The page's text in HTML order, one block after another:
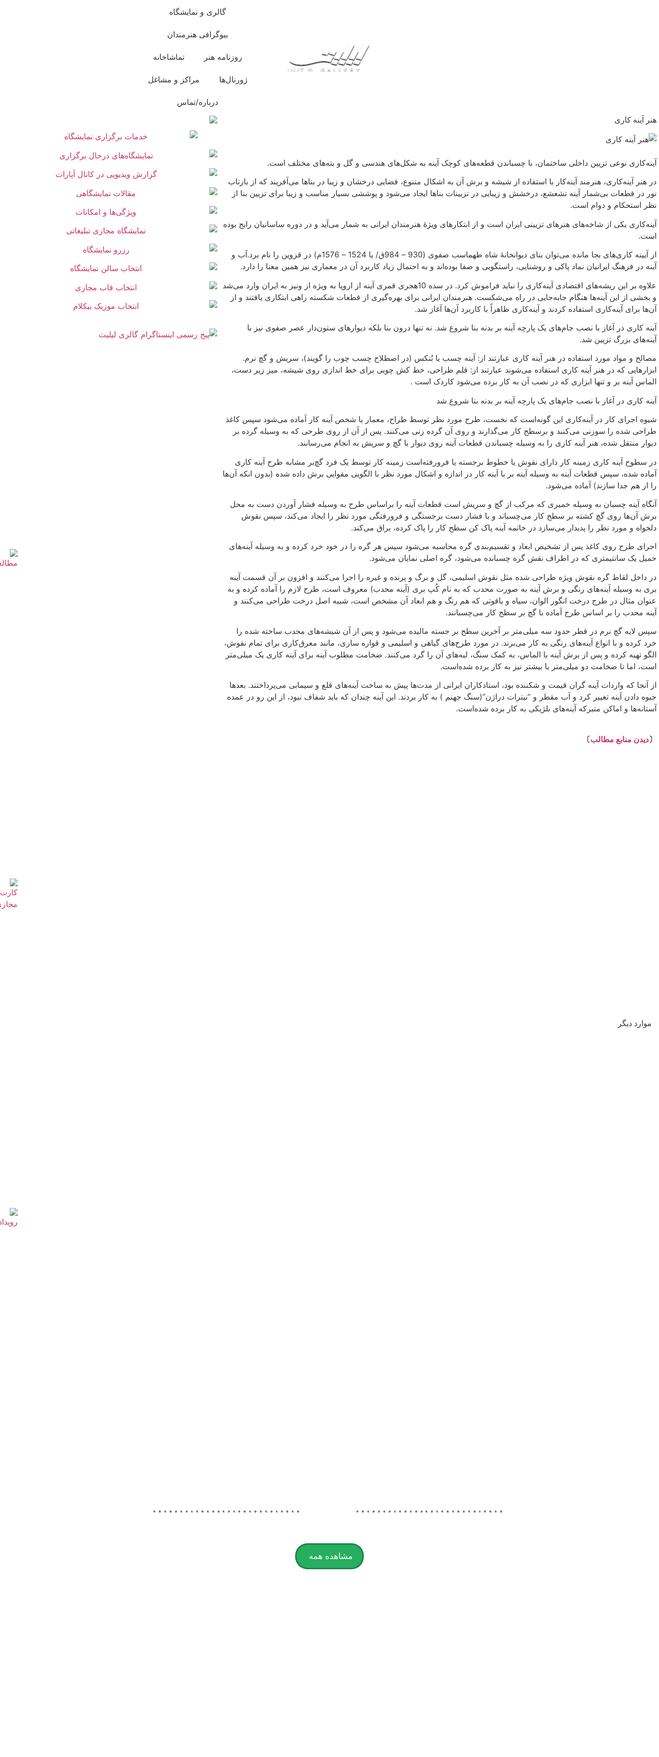
گالری و نمایشگاه
بیوگرافی هنرمندان
روزنامه هنر تماشاخانه
ژورنال‌ها مراکز و مشاغل
درباره/تماس
هنر آینه کاری
آینه‌کاری نوعی تزیین داخلی ساختمان، با چسباندن قطعه‌های کوچک آینه به شکل‌های هندسی و گل و بته‌های مختلف است.
در هنر آینه‌کاری، هنرمند آینه‌کار با استفاده از شیشه و برش آن به اشکال متنوع، فضایی درخشان و زیبا در بناها می‌آفریند که از بازتاب
نور در قطعات بی‌شمار آینه تشعشع، درخشش و زیبایی در تزیینات بناها ایجاد می‌شود و پوششی بسیار مناسب و زیبا برای تزیین بنا از
نظر استحکام و دوام است.
آینه‌کاری یکی از شاخه‌های هنرهای تزیینی ایران است و از ابتکارهای ویژهٔ هنرمندان ایرانی به شمار می‌آید و در دوره ساسانیان رایج بوده
است.
از آیینه کاری‌های بجا مانده می‌توان بنای دیوانخانهٔ شاه طهماسب صفوی (930 – 984ق‌/ یا 1524 – 1576م‌) در قزوین را نام برد.آب و
آینه در فرهنگ ایرانیان نماد پاکی و روشنایی، راستگویی و صفا بوده‌اند و به احتمال زیاد کاربرد آن در معماری نیز همین معنا را دارد.
علاوه بر این ریشه‌های اقتصادی آینه‌کاری را نباید فراموش کرد. در سده 10هجری قمری آینه از اروپا به ویژه از ونیز به ایران وارد می‌شد
و بخشی از این آینه‌ها هنگام جابه‌جایی در راه می‌شکست. هنرمندان ایرانی برای بهره‌گیری از قطعات شکسته راهی ابتکاری یافتند و از
آن‌ها برای آینه‌کاری استفاده کردند و آینه‌کاری ظاهراً با کاربرد آن‌ها آغاز شد.
آینه کاری در آغاز با نصب جام‌های یک پارچه آینه بر بدنه بنا شروع شد. نه تنها درون بنا بلکه دیوارهای ستون‌دار عصر صفوی نیز با
آینه‌های بزرگ تزیین شد.
مصالح و مواد مورد استفاده در هنر آینه کاری عبارتند از: آینه چسب یا بُنکس (در اصطلاح چسب چوب را گویند)، سریش و گچ نرم.
ابزارهایی که در هنر آینه کاری استفاده می‌شوند عبارتند از: قلم طراحی، خط کش چوبی برای خط اندازی روی شیشه، میز زیر دست،
الماس آینه بر و تنها ابزاری که در نصب آن به کار برده می‌شود کاردک است .
آینه کاری در آغاز با نصب جام‌های یک پارچه آینه بر بدنه بنا شروع شد
شیوه اجرای کار در آینه‌کاری این گونه‌است که نخست، طرح مورد نظر توسط طراح، معمار یا شخص آینه کار آماده می‌شود سپس کاغذ
طراحی شده را سوزنی می‌کنند و برسطح کار می‌گذارند و روی آن گرده زنی می‌کنند. پس از آن از روی طرحی که به وسیله گرده بر
دیوار منتقل شده، هنر آینه کاری را به وسیله چسباندن قطعات آینه روی دیوار با گچ و سریش به انجام می‌رسانند.
در سطوح آینه کاری زمینه کار دارای نقوش یا خطوط برجسته یا فرورفته‌است زمینه کار توسط یک فرد گچ‌بر مشابه طرح آینه کاری
آماده شده، سپس قطعات آینه به وسیله آینه بر یا آینه کار در اندازه و اشکال مورد نظر با الگویی مقوایی برش داده شده (بدون انکه آن‌ها
را از هم جدا سازند) آماده می‌شود.
آنگاه آینه چسبان به وسیله خمیری که مرکب از گچ و سریش است قطعات آینه را براساس طرح به وسیله فشار آوردن دست به محل
برش آن‌ها روی گچ کشته بر سطح کار می‌چسباند و با فشار دست برجستگی و فرورفتگی مورد نظر را ایجاد می‌کند، سپس نقوش
دلخواه و مورد نظر را پدیدار می‌سازد در خاتمه آینه پاک کن سطح کار را پاک کرده، براق می‌کند.
اجرای طرح روی کاغذ پس از تشخیص ابعاد و تقسیم‌بندی گره محاسبه می‌شود سپس هر گره را در خود خرد کرده و به وسیله آینه‌های
حمیل یک سانتیمتری که در اطراف نقش گره چسبانده می‌شود، گره اصلی نمایان می‌شود.
در داخل لقاط گره نقوش ویژه طراحی شده مثل نقوش اسلیمی، گل و برگ و پرنده و غیره را اجرا می‌کنند و افزون بر آن قسمت آینه
بری به وسیله آینه‌های رنگی و برش آینه به صورت محدب که به نام کُپ بری (آینه محدب) معروف است، طرح لازم را آماده کرده و به
عنوان مثال در طرح درخت انگور الوان، سیاه و یاقوتی که هم رنگ و هم ابعاد آن مشخص است، شبیه اصل درخت طراحی می‌کنند و
آینه محدب را بر اساس طرح آماده با گچ بر سطح کار می‌چسبانند.
سپس لایه گچ نرم در قطر حدود سه میلی‌متر بر آخرین سطح بر جسته مالیده می‌شود و پس از آن شیشه‌های محدب ساخته شده را
خرد کرده و با انواع آینه‌های رنگی به کار می‌برند. در مورد طرح‌های گیاهی و اسلیمی و قواره سازی، مانند معرق‌کاری برای تمام نقوش،
الگو تهیه کرده و پس از برش آینه با الماس، به کمک سنگ، لبه‌های آن را گرد می‌کنند. ضخامت مطلوب آینه برای آینه کاری یک میلی‌متر
است، اما تا ضخامت دو میلی‌متر یا بیشتر نیز به کار برده شده‌است.
از آنجا که واردات آینه گران قیمت و شکننده بود، استادکاران ایرانی از مدت‌ها پیش به ساخت آینه‌های قلع و سیمابی می‌پرداختند. بعدها
جیوه دادن آینه تغییر کرد و آب مقطر و “نیترات دراژن”(سنگ جهنم ) به کار بردند. این آینه چندان که باید شفاف نبود، از این رو در عمده
آستانه‌ها و اماکن متبرکه آینه‌های بلژیکی به کار برده شده‌است.
〔دیدن منابع مطالب〕
موارد دیگر
مشاهده همه